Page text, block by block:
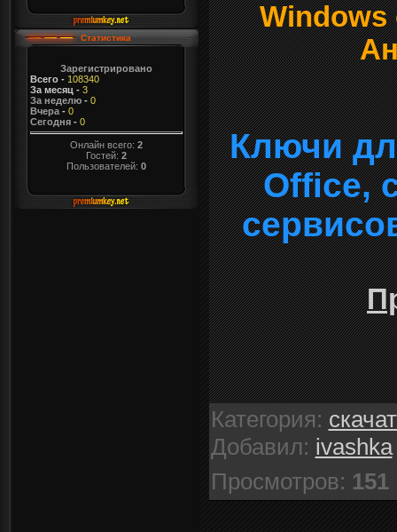
Статистика
Зарегистрировано
Всего- 108340
За месяц - 3
За неделю- 0
Вчера- 0
Сегодня- 0
Онлайн всего: 2
Гостей: 2
Пользователей: 0
Windows
Ключи
Office,
Категория:
Добавил: ivashka
Просмотров: 151